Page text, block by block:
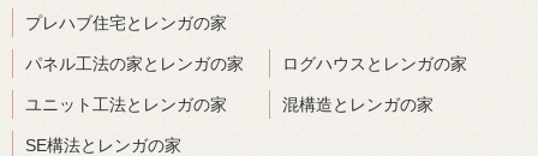
プレハブ住宅とレンガの家
パネル工法の家とレンガの家 ログハウスとレンガの家
ユニット工法とレンガの家 混構造とレンガの家
SE構法とレンガの家